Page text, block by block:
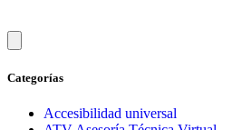
Categorías
Accesibilidad universal